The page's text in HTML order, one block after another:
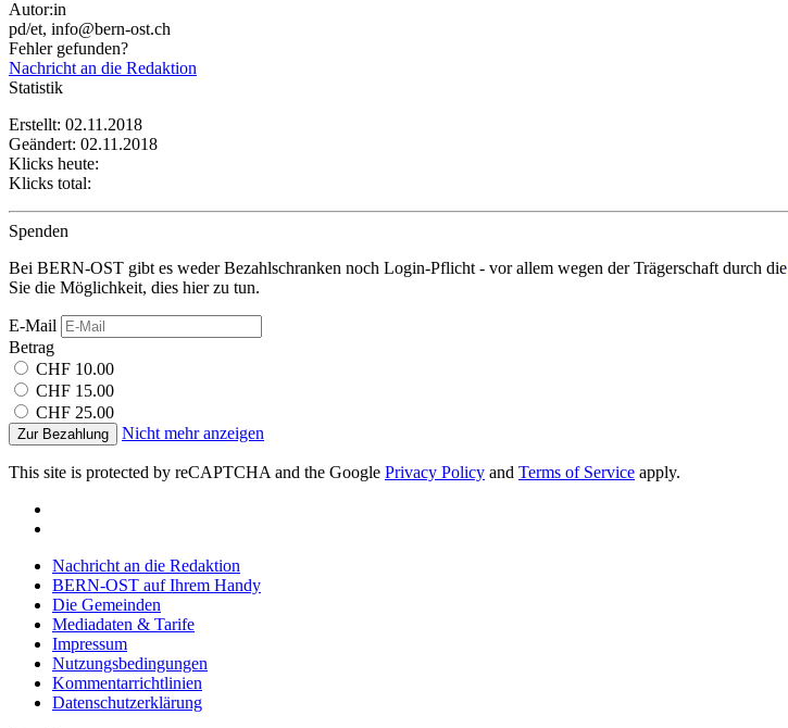
Autor:in
pd/et, info@bern-ost.ch
Fehler gefunden?
Nachricht an die Redaktion
Statistik
Erstellt: 02.11.2018
Geändert: 02.11.2018
Klicks heute:
Klicks total:
Spenden
Bei BERN-OST gibt es weder Bezahlschranken noch Login-Pflicht - vor allem wegen der Trägerschaft durch die
Sie die Möglichkeit, dies hier zu tun.
E-Mail
Betrag
CHF 10.00
CHF 15.00
CHF 25.00
Zur Bezahlung Nicht mehr anzeigen
This site is protected by reCAPTCHA and the Google Privacy Policy and Terms of Service apply.
Nachricht an die Redaktion
BERN-OST auf Ihrem Handy
Die Gemeinden
Mediadaten & Tarife
Impressum
Nutzungsbedingungen
Kommentarrichtlinien
Datenschutzerklärung